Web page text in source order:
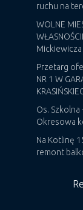
ruchu na
WOLNE
Przetarg
NR 1 W
Os.
Okresowa
Na Kotlinę
remont